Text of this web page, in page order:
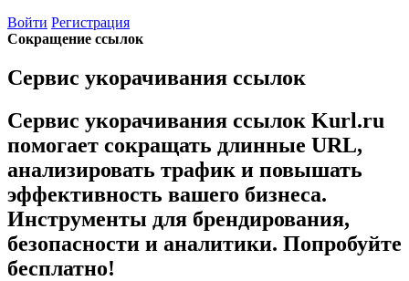
Войти Регистрация
Сокращение ссылок
Сервис укорачивания ссылок
Cервис укорачивания ссылок Kurl.ru
помогает сокращать длинные URL,
анализировать трафик и повышать
эффективность вашего бизнеса.
Инструменты для брендирования,
безопасности и аналитики. Попробуйте
бесплатно!